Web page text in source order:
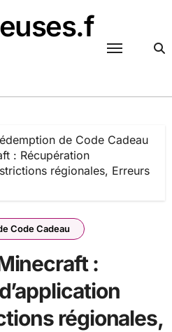
de Code Cadeau
: Récupération
régionales, Erreurs
Code Cadeau
:
régionales,